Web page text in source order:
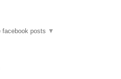
facebook posts ▼